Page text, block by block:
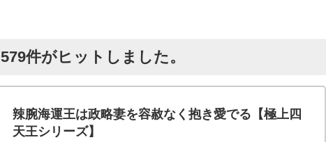
579件がヒットしました。
辣腕海運王は政略妻を容赦なく抱き愛でる【極上四
天王シリーズ】